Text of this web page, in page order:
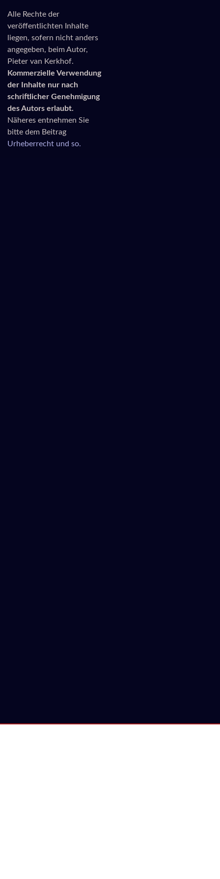
Alle Rechte der
veröffentlichten Inhalte
liegen, sofern nicht anders
angegeben, beim Autor,
Pieter van Kerkhof.
Kommerzielle Verwendung
der Inhalte nur nach
schriftlicher Genehmigung
des Autors erlaubt.
Näheres entnehmen Sie
bitte dem Beitrag
Urheberrecht und so.